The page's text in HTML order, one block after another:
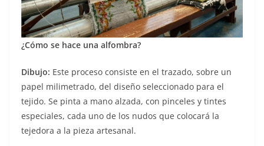
¿Cómo se hace una alfombra?
Dibujo: Este proceso consiste en el trazado, sobre un
papel milimetrado, del diseño seleccionado para el
tejido. Se pinta a mano alzada, con pinceles y tintes
especiales, cada uno de los nudos que colocará la
tejedora a la pieza artesanal.